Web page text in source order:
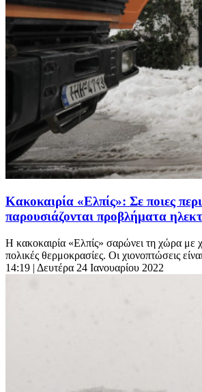
Κακοκαιρία «Ελπίς»: Σε ποιες
παρουσιάζονται προβλήματα
Η κακοκαιρία «Ελπίς» σαρώνει τη χώρα με
πολικές θερμοκρασίες. Οι χιονοπτώσεις
14:19 | Δευτέρα 24 Ιανουαρίου 2022